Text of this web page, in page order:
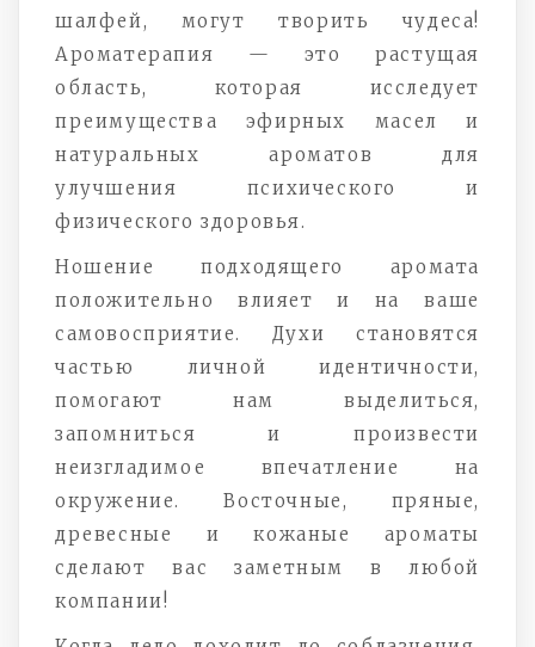
шалфей, могут творить чудеса!
Ароматерапия — это растущая
область, которая исследует
преимущества эфирных масел и
натуральных ароматов для
улучшения психического и
физического здоровья.
Ношение подходящего аромата
положительно влияет и на ваше
самовосприятие. Духи становятся
частью личной идентичности,
помогают нам выделиться,
запомниться и произвести
неизгладимое впечатление на
окружение. Восточные, пряные,
древесные и кожаные ароматы
сделают вас заметным в любой
компании!